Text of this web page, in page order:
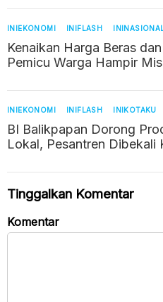
INIEKONOMI INIFLASH
Kenaikan Harga Beras
Pemicu Warga Hampir
INIEKONOMI INIFLASH INIKOTAKU
BI Balikpapan Dorong
Lokal, Pesantren Dibekali
Tinggalkan Komentar
Komentar